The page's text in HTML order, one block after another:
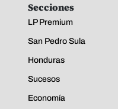
Secciones
LP Premium
San Pedro Sula
Honduras
Sucesos
Economía